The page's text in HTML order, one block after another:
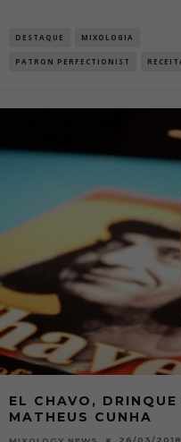
DESTAQUE MIXOLOGIA
PATRON PERFECTIONIST
EL CHAVO,
MATHEUS CUNHA